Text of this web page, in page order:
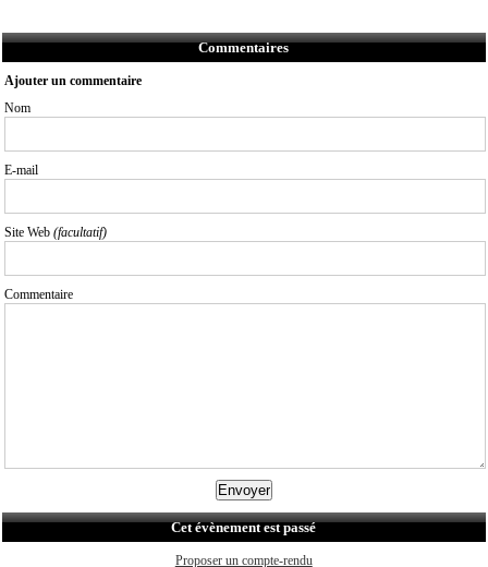
Commentaires
Ajouter un commentaire
Nom
E-mail
Site Web (facultatif)
Commentaire
Cet évènement est passé
Proposer un compte-rendu